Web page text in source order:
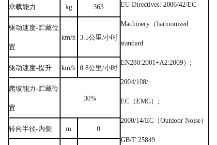
EU Directives: 2006/42/EC -
Machinery （harmonized
standard
EN280:2001+A2:2009） ;
2004/108/
EC （EMC） ;
2000/14/EC （Outdoor Noise）
GB/T 25849
承载能力 kg 363
驱动速度-贮藏位
置
km/h 3.5公里/小时
驱动速度-提升 km/h 0.8公里/小时
爬坡能力-贮藏位
置
30%
转向半径-内侧 m 0